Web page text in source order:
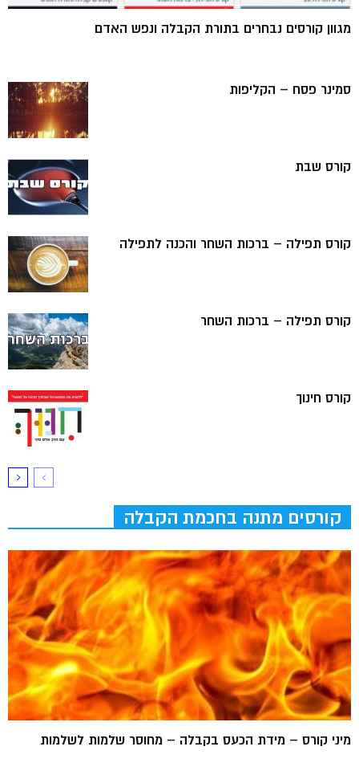
מגוון קורסים נבחרים בתורת הקבלה ונפש האדם
סמינר פסח – הקליפות
קורס שבת
קורס תפילה – ברכות השחר והכנה לתפילה
קורס תפילה – ברכות השחר
קורס חינוך
קורסים מתנה בחכמת הקבלה
מיני קורס – מידת הכעס בקבלה – מחוסר שלמות לשלמות